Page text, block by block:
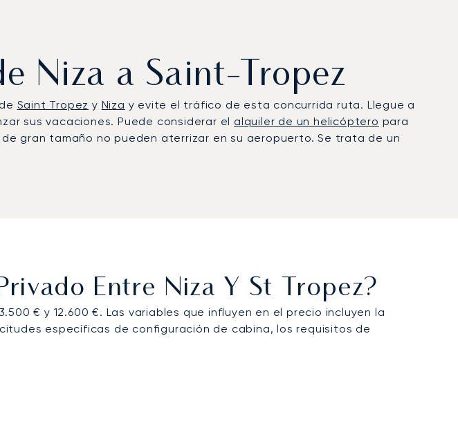
Niza a Saint-Tropez
Saint Tropez y Niza y evite el tráfico de esta concurrida ruta. Llegue a
sus vacaciones. Puede considerar el alquiler de un helicóptero para
gran tamaño no pueden aterrizar en su aeropuerto. Se trata de un
Entre Niza Y St Tropez?
€ y 12.600 €. Las variables que influyen en el precio incluyen la
específicas de configuración de cabina, los requisitos de